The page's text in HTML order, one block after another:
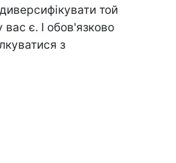
той
вас є. І обов'язково
з